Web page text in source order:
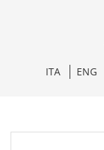
ITA ENG